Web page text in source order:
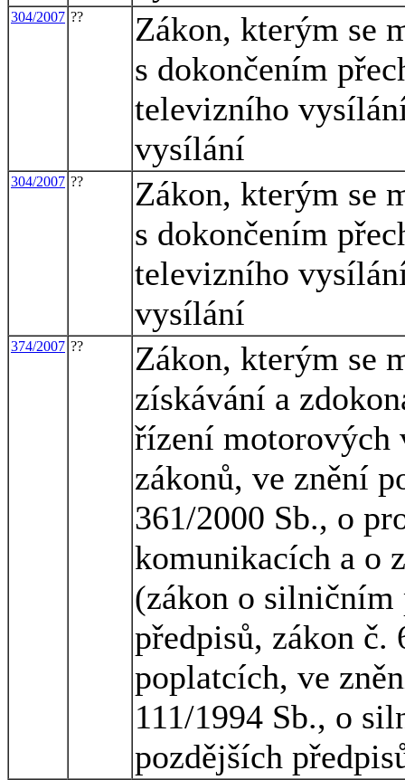
304/2007 ??
Zákon, kterým se
s dokončením
televizního
vysílání
304/2007 ??
Zákon, kterým se
s dokončením
televizního
vysílání
374/2007 ??
Zákon, kterým se
získávání a
řízení motorových
zákonů, ve znění
361/2000 Sb., o
komunikacích a o
(zákon o silničním
předpisů, zákon č.
poplatcích, ve
111/1994 Sb., o
pozdějších